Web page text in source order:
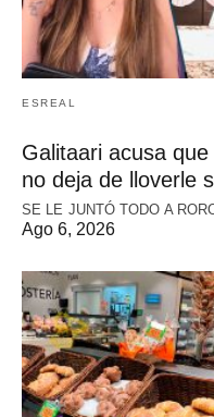
ESREAL
Galitaari acusa
no deja de lloverle
SE LE JUNTÓ TODO A
Ago 6, 2026